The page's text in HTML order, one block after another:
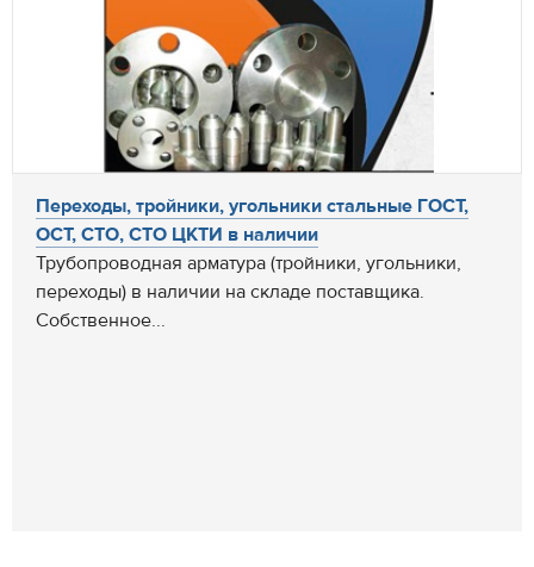
Переходы, тройники, угольники стальные ГОСТ,
ОСТ, СТО, СТО ЦКТИ в наличии
Трубопроводная арматура (тройники, угольники,
переходы) в наличии на складе поставщика.
Собственное...